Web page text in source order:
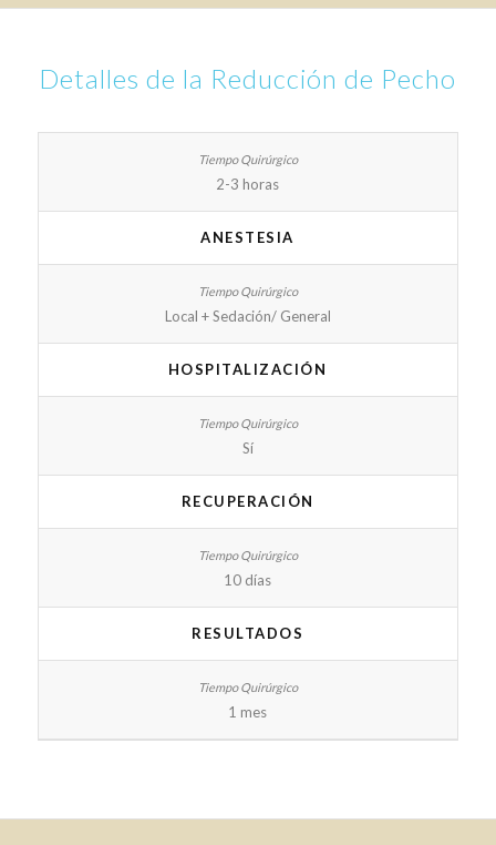
Detalles de la Reducción de Pecho
2-3 horas
ANESTESIA
Local + Sedación/ General
HOSPITALIZACIÓN
Sí
RECUPERACIÓN
10 días
RESULTADOS
1 mes